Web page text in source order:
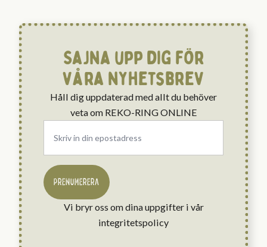
Sajna upp dig för
våra nyhetsbrev
Håll dig uppdaterad med allt du behöver
veta om REKO-RING ONLINE
Email
PRENUMERERA
Vi bryr oss om dina uppgifter i vår
integritetspolicy